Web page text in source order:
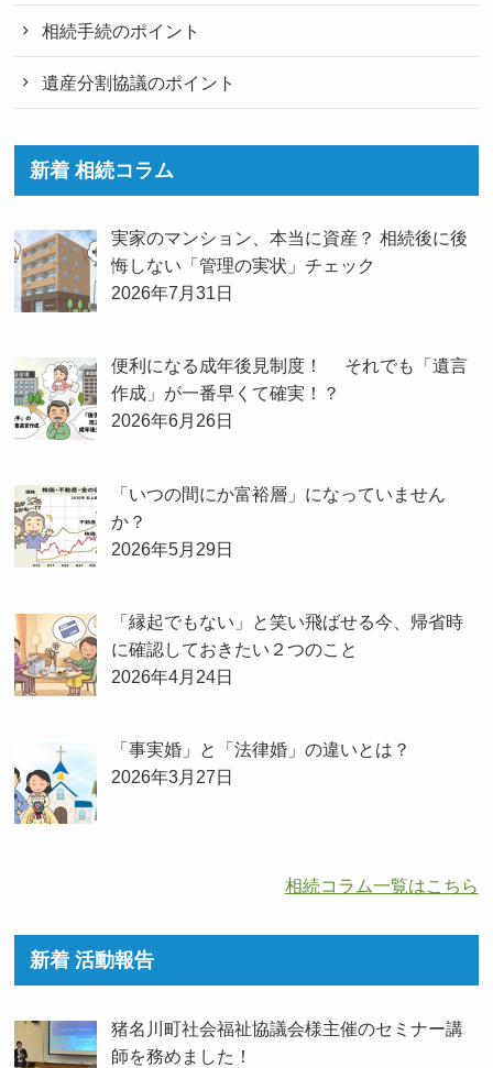
相続手続のポイント
遺産分割協議のポイント
新着 相続コラム
実家のマンション、本当に資産？ 相続後に後
悔しない「管理の実状」チェック
2026年7月31日
便利になる成年後見制度！ それでも「遺言
作成」が一番早くて確実！？
2026年6月26日
「いつの間にか富裕層」になっていません
か？
2026年5月29日
「縁起でもない」と笑い飛ばせる今、帰省時
に確認しておきたい２つのこと
2026年4月24日
「事実婚」と「法律婚」の違いとは？
2026年3月27日
相続コラム一覧はこちら
新着 活動報告
猪名川町社会福祉協議会様主催のセミナー講
師を務めました！